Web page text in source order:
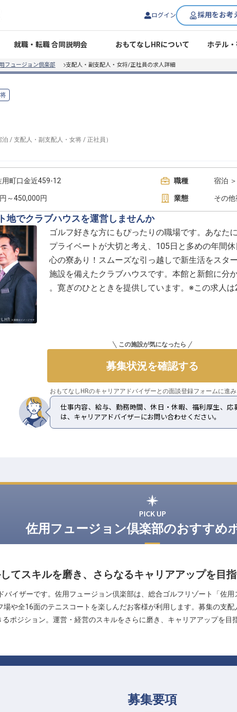
ログイン 採用をお考
就職・転職 合同説明会 おもてなしHRについて ホテル
フュージョン倶楽部 支配人・副支配人・女将/正社員の求人詳細
泊 / 支配人・副支配人・女将 / 正社員 ）
町口金近459-12 職種 宿泊
～450,000円 業態 その
地でクラブハウスを運営しませんか
ゴルフ好きな方にもぴったりの職場です。あなた
プライベートが大切と考え、105日と多めの年間
心の寮あり！スムーズな引っ越しで新生活をスタ
施設を備えたクラブハウスです。本館と新館に分
。寛ぎのひとときを提供しています。※この求人
この施設が気になったら
募集状況を確認する
おもてなしHRのキャリアアドバイザーとの面談登録フォームに進み
仕事内容、給与、勤務時間、休日・休暇、福利厚生、応
は、キャリアアドバイザーにお問い合わせください。
PICK UP
佐用フュージョン倶楽部のおすすめ
てスキルを磨き、さらなるキャリアアップを目
バイザーです。佐用フュージョン倶楽部は、総合ゴルフリゾート「佐
場や全16面のテニスコートを楽しんだお客様が利用します。募集の支
ポジション。運営・経営のスキルをさらに磨き、キャリアアップを
募集要項